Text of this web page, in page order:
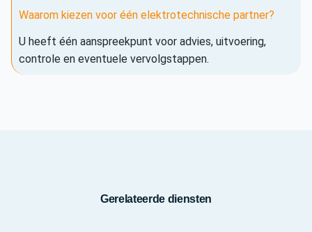
Waarom kiezen voor één elektrotechnische partner?
U heeft één aanspreekpunt voor advies, uitvoering,
controle en eventuele vervolgstappen.
Gerelateerde diensten